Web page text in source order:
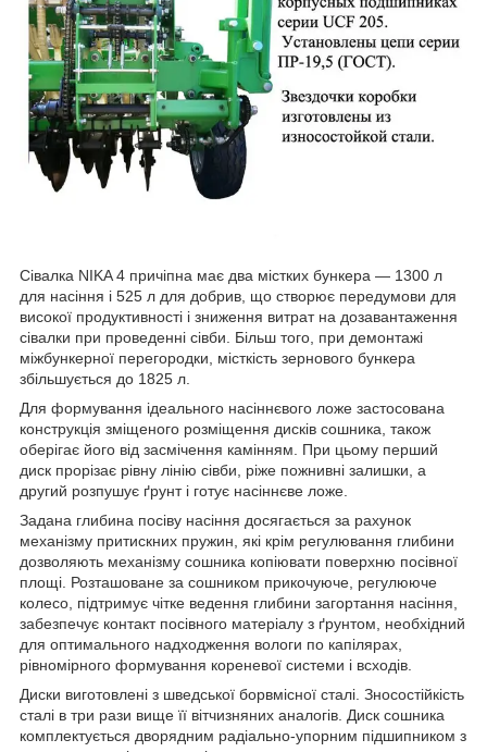
Сівалка NIKA 4 причіпна має два містких бункера — 1300 л
для насіння і 525 л для добрив, що створює передумови для
високої продуктивності і зниження витрат на дозавантаження
сівалки при проведенні сівби. Більш того, при демонтажі
міжбункерної перегородки, місткість зернового бункера
збільшується до 1825 л.
Для формування ідеального насіннєвого ложе застосована
конструкція зміщеного розміщення дисків сошника, також
оберігає його від засмічення камінням. При цьому перший
диск прорізає рівну лінію сівби, ріже пожнивні залишки, а
другий розпушує ґрунт і готує насіннєве ложе.
Задана глибина посіву насіння досягається за рахунок
механізму притискних пружин, які крім регулювання глибини
дозволяють механізму сошника копіювати поверхню посівної
площі. Розташоване за сошником прикочуюче, регулююче
колесо, підтримує чітке ведення глибини загортання насіння,
забезпечує контакт посівного матеріалу з ґрунтом, необхідний
для оптимального надходження вологи по капілярах,
рівномірного формування кореневої системи і всходів.
Диски виготовлені з шведської борвмісної сталі. Зносостійкість
сталі в три рази вище її вітчизняних аналогів. Диск сошника
комплектується дворядним радіально-упорним підшипником з